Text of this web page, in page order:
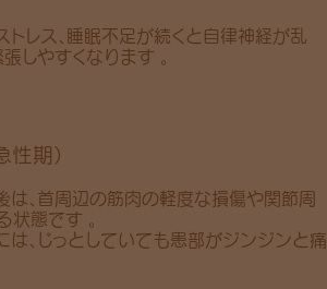
トレス 睡眠不足が続くと 自律神経が乱
しやすくなります 。
期）
は、首周辺の筋肉の軽度な損傷や関節周
状態です 。
、じっとしていても患部がジンジンと痛